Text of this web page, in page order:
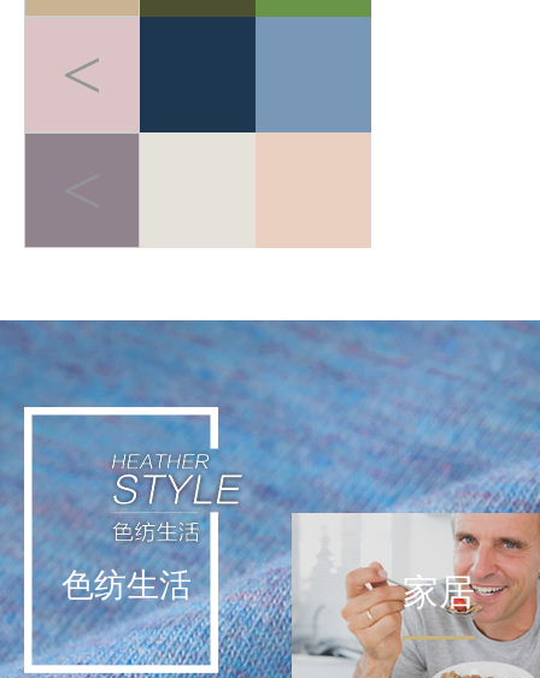
轻运动不挑战极限，而是通
过日常低强度活动实现能量
补给。这种理念让运动回归
生活本身，在细微处滋养身
心。
<
色纺生活 家居